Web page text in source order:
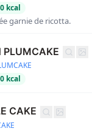
kcal
garnie de ricotta.
PLUMCAKE
kcal
CAKE